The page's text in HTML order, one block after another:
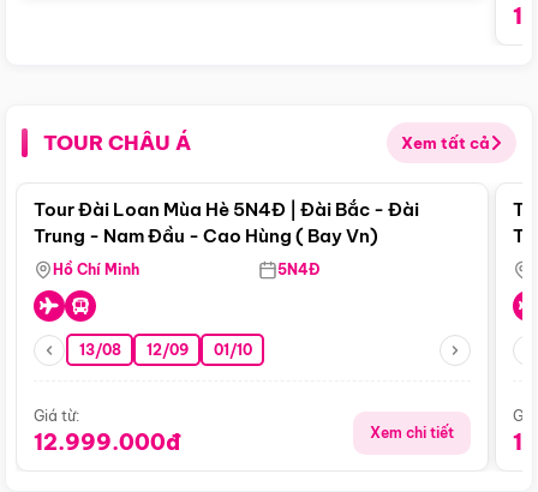
TOUR CHÂU Á Xem tất cả
Điểm nổi bật
Tour Đài Loan Mùa Hè 5N4Đ | Đài Bắc - Đài
Trung - Nam Đầu - Cao Hùng ( Bay Vn)
Hồ Chí Minh 5N4Đ
13/08 12/09 01/10
Giá từ:
12.999.000đ Xem chi tiết